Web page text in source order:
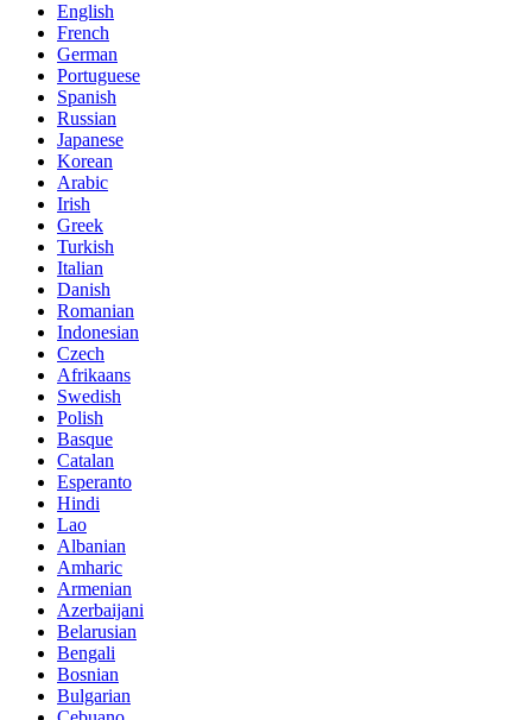
English
French
German
Portuguese
Spanish
Russian
Japanese
Korean
Arabic
Irish
Greek
Turkish
Italian
Danish
Romanian
Indonesian
Czech
Afrikaans
Swedish
Polish
Basque
Catalan
Esperanto
Hindi
Lao
Albanian
Amharic
Armenian
Azerbaijani
Belarusian
Bengali
Bosnian
Bulgarian